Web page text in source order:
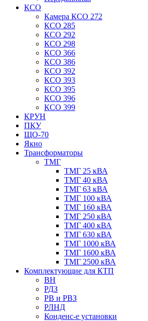
КСО
Камера КСО 272
КСО 285
КСО 292
КСО 298
КСО 366
КСО 386
КСО 392
КСО 393
КСО 395
КСО 396
КСО 399
КРУН
ПКУ
ЩО-70
Якно
Трансформаторы
ТМГ
ТМГ 25 кВА
ТМГ 40 кВА
ТМГ 63 кВА
ТМГ 100 кВА
ТМГ 160 кВА
ТМГ 250 кВА
ТМГ 400 кВА
ТМГ 630 кВА
ТМГ 1000 кВА
ТМГ 1600 кВА
ТМГ 2500 кВА
Комплектующие для КТП
ВН
РДЗ
РВ и РВЗ
РЛНД
Конденс-е установки